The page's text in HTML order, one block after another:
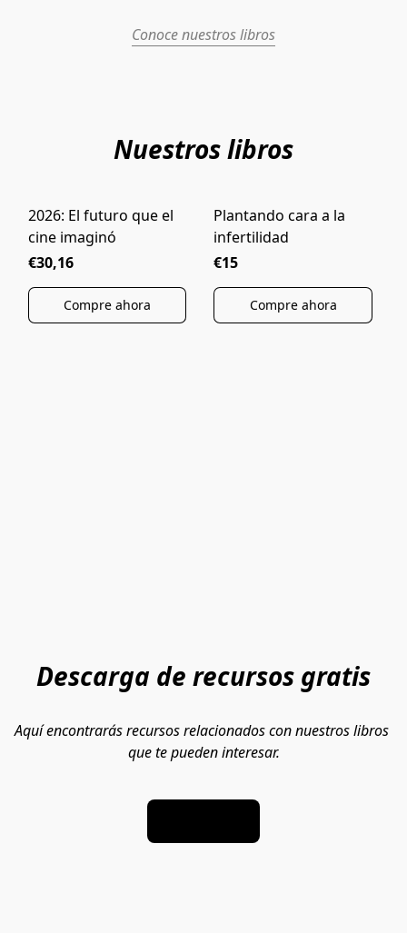
Conoce nuestros libros
Nuestros libros
NOVEDAD
2026: El futuro que el
cine imaginó
€30,16
Compre ahora
Plantando cara a la
infertilidad
€15
Compre ahora
Descarga de recursos gratis
Aquí encontrarás recursos relacionados con nuestros libros
que te pueden interesar.